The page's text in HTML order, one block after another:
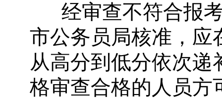
经审查不符合报
市公务员局核准，应
从高分到低分依次
格审查合格的人员方